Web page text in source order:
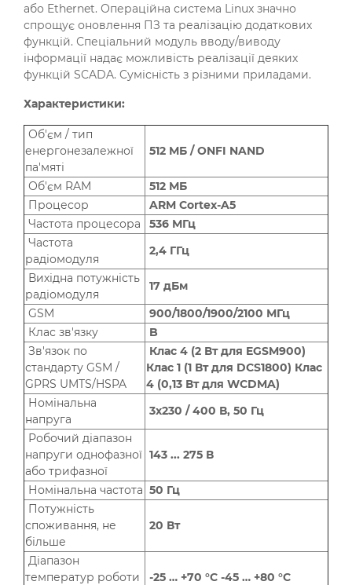
або Ethernet. Операційна система Linux значно
спрощує оновлення ПЗ та реалізацію додаткових
функцій. Спеціальний модуль вводу/виводу
інформації надає можливість реалізації деяких
функцій SCADA. Cумісність з різними приладами.
Характеристики:
Об'єм / тип
енергонезалежної
па'мяті
512 МБ / ONFI NAND
Об'єм RAM
512 МБ
Процесор
ARM Corteх-A5
Частота процесора
536 МГц
Частота
радіомодуля
2,4 ГГц
Вихідна потужність
радіомодуля
17 дБм
GSM
900/1800/1900/2100 МГц
Клас зв'язку
B
Зв'язок по
стандарту GSM /
GPRS UMTS/HSPA
Клас 4 (2 Вт для EGSM900)
Клас 1 (1 Вт для DCS1800) Клас
4 (0,13 Вт для WCDMA)
Номінальна
напруга
3х230 / 400 В, 50 Гц
Робочий діапазон
напруги однофазної
або трифазної
143 ... 275 В
Номінальна частота 50 Гц
Потужність
споживання, не
більше
20 Вт
Діапазон
температур роботи
-25 … +70 °C -45 … +80 °C